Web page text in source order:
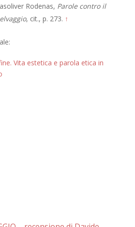
Rodenas, Parole contro il
, cit., p. 273. ↑
Vita estetica e parola etica in